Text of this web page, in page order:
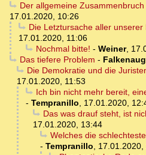
Der allgemeine
17.01.2020, 10:26
Die Letztursache aller unserer
17.01.2020, 11:06
Nochmal bitte! - Weiner,
Das tiefere Problem -
Die Demokratie und die
17.01.2020, 11:53
Ich bin nicht mehr bereit,
- Tempranillo, 17.01.2020,
Das was drauf steht, ist
17.01.2020, 13:44
Welches die
- Tempranillo, 17.01.2020,